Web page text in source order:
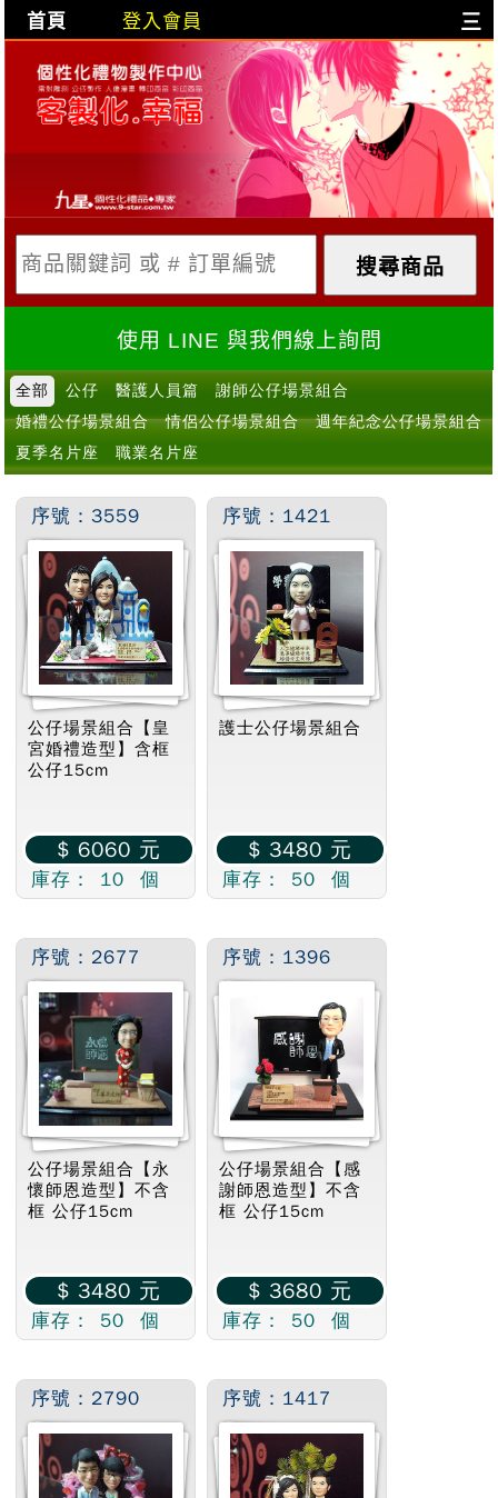
首頁 登入會員 三
購物車內容:
目前購物車是空的!
X
使用 LINE 與我們線上詢問